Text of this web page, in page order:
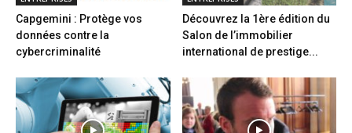
Capgemini : Protège vos
données contre la
cybercriminalité
Découvrez la 1ère édition du
Salon de l’immobilier
international de prestige...